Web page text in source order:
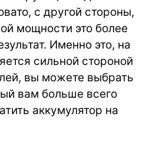
с другой стороны,
мощности это более
Именно это, на
сильной стороной
вы можете выбрать
вам больше всего
аккумулятор на